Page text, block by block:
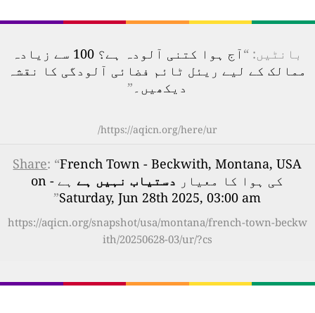
بانٹیں: “
آج ہوا کتنی آلودہ ہے؟ 100 سے زیادہ
ممالک کے لیے ریئل ٹائم فضائی آلودگی کا نقشہ
دیکھیں۔”
https://aqicn.org/here/ur/
Share : “French Town - Beckwith, Montana, USA
کی ہوا کا معیار دستیاب نہیں ہے
ہے - on
Saturday, Jun 28th 2025, 03:00 am
”
https://aqicn.org/snapshot/usa/montana/french-town-beckw
ith/20250628-03/ur/?cs